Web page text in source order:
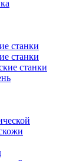
станки
станки
станки